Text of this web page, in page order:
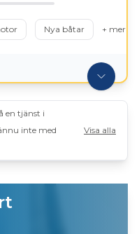
Nya båtar + mer
en tjänst i
inte med
Visa alla